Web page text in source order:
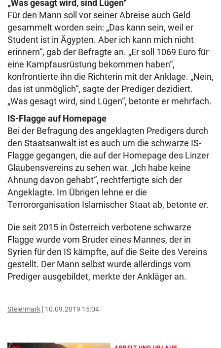
„Was gesagt wird, sind Lügen“
Für den Mann soll vor seiner Abreise auch Geld
gesammelt worden sein: „Das kann sein, weil er
Student ist in Ägypten. Aber ich kann mich nicht
erinnern“, gab der Befragte an. „Er soll 1069 Euro für
eine Kampfausrüstung bekommen haben“,
konfrontierte ihn die Richterin mit der Anklage. „Nein,
das ist unmöglich“, sagte der Prediger dezidiert.
„Was gesagt wird, sind Lügen“, betonte er mehrfach.
IS-Flagge auf Homepage
Bei der Befragung des angeklagten Predigers durch
den Staatsanwalt ist es auch um die schwarze IS-
Flagge gegangen, die auf der Homepage des Linzer
Glaubensvereins zu sehen war. „Ich habe keine
Ahnung davon gehabt“, rechtfertigte sich der
Angeklagte. Im Übrigen lehne er die
Terrororganisation Islamischer Staat ab, betonte er.
Die seit 2015 in Österreich verbotene schwarze
Flagge wurde vom Bruder eines Mannes, der in
Syrien für den IS kämpfte, auf die Seite des Vereins
gestellt. Der Mann selbst wurde allerdings vom
Prediger ausgebildet, merkte der Ankläger an.
Steiermark 10.09.2019 15:04